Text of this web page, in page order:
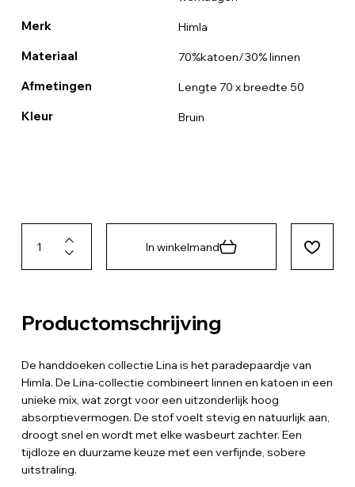
Merk Himla
Materiaal 70%katoen/30% linnen
Afmetingen Lengte 70 x breedte 50
Kleur Bruin
In winkelmand
Productomschrijving
De handdoeken collectie Lina is het paradepaardje van
Himla. De Lina-collectie combineert linnen en katoen in een
unieke mix, wat zorgt voor een uitzonderlijk hoog
absorptievermogen. De stof voelt stevig en natuurlijk aan,
droogt snel en wordt met elke wasbeurt zachter. Een
tijdloze en duurzame keuze met een verfijnde, sobere
uitstraling.